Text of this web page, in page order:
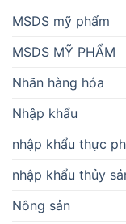
MSDS mỹ phẩm
MSDS MỸ PHẨM
Nhãn hàng hóa
Nhập khẩu
nhập khẩu thực
nhập khẩu thủy
Nông sản